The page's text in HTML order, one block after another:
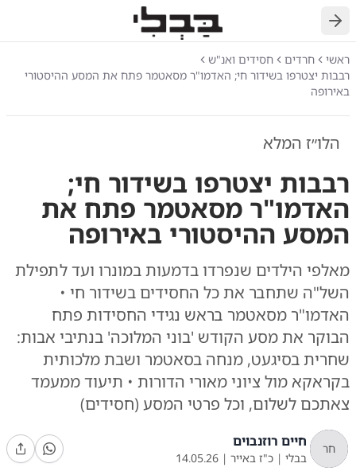
חזרה
ראשי חרדים
חסידים ואנ"ש
רבבות יצטרפו בשידור חי; האדמו"ר מסאטמר פתח את המסע ההיסטורי
באירופה
הלו״ז המלא
רבבות יצטרפו בשידור חי;
האדמו"ר מסאטמר פתח את
המסע ההיסטורי באירופה
מאלפי הילדים שנפרדו בדמעות במונרו ועד לתפילת
השל"ה שתחבר את כל החסידים בשידור חי •
האדמו"ר מסאטמר בראש נגידי החסידות פתח
הבוקר את מסע הקודש 'בוני המלוכה' בנתיבי אבות:
שחרית בסיגעט, מנחה בסאטמר ושבת מלכותית
בקראקא מול ציוני מאורי הדורות • תיעוד ממעמד
צאתכם לשלום, וכל פרטי המסע (חסידים)
חר חיים רוזנבוים
בבלי | כ"ז באייר |
14.05.26